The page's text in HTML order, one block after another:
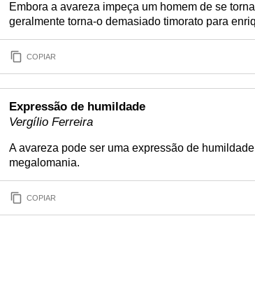
Embora a avareza impeça um homem de se
geralmente torna-o demasiado timorato para
COPIAR
Expressão de humildade
Vergílio Ferreira
A avareza pode ser uma expressão de
megalomania.
COPIAR